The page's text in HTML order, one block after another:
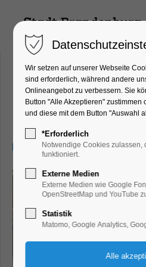
Entdecker-Tour
Führung
03.07.2024, 10:30–11:30
Wir setzen auf unserer Webseite
sind erforderlich, während andere
Onlineangebot zu verbessern. Sie
Button "Alle Akzeptieren"
und diese mit dem Button "Auswahl
*Erforderlich
Notwendige Cookies zulassen,
funktioniert.
Externe Medien
Externe Medien wie Google
OpenStreetMap und YouTube
Statistik
Matomo, Google Analytics,